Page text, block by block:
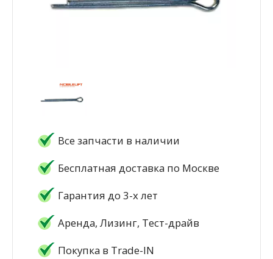
Все запчасти в наличии
Бесплатная доставка по Москве
Гарантия до 3-х лет
Аренда, Лизинг, Тест-драйв
Покупка в Trade-IN